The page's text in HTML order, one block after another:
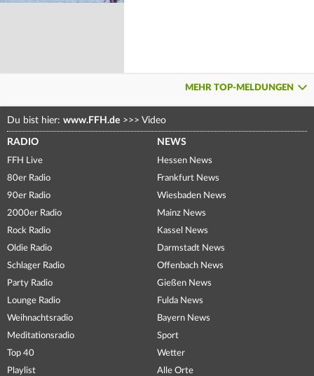
MEHR TOP-MELDUNGEN
Du bist hier: www.FFH.de >>> Video
RADIO
FFH Live
80er Radio
90er Radio
2000er Radio
Rock Radio
Oldie Radio
Schlager Radio
Party Radio
Lounge Radio
Weihnachtsradio
Meditationsradio
Top 40
Playlist
NEWS
Hessen News
Frankfurt News
Wiesbaden News
Mainz News
Kassel News
Darmstadt News
Offenbach News
Gießen News
Fulda News
Bayern News
Sport
Wetter
Alle Orte